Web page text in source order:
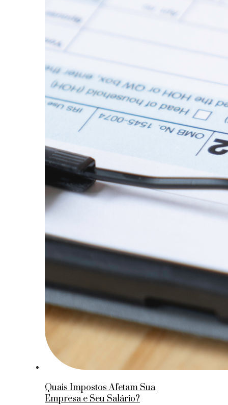
Quais Impostos Afetam Sua
Empresa e Seu Salário?